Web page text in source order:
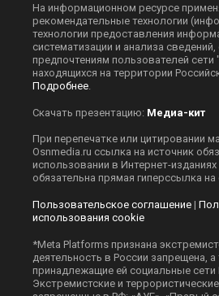
На информационном ресурсе
рекомендательные технологии
технологии предоставления
систематизации и анализа
предпочтениям пользователей сети
находящихся на территории
Подробнее
Скачать презентацию: Медиа-кит
При перепечатке или цитировании
Оsnmedia.ru ссылка на источник
использовании в Интернет-изданиях
обязательна прямая гиперссылка на
Пользовательское соглашение |
использования cookie
*Meta Platforms признана
деятельность в России запрещена,
принадлежащие ей социальные сети
Экстремистские и террористические